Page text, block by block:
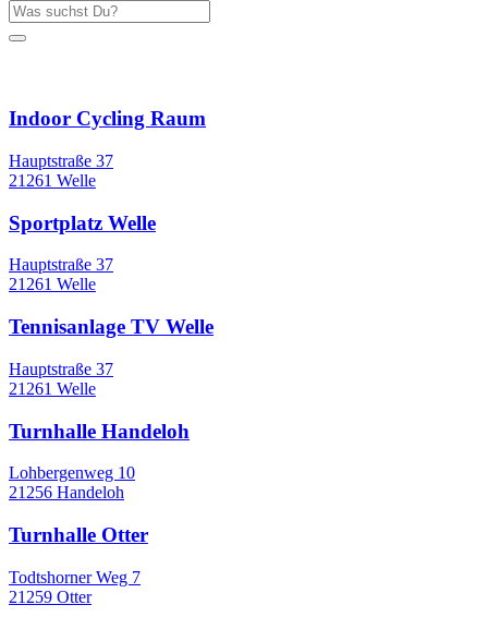
Indoor Cycling Raum
Hauptstraße 37
21261 Welle
Sportplatz Welle
Hauptstraße 37
21261 Welle
Tennisanlage TV Welle
Hauptstraße 37
21261 Welle
Turnhalle Handeloh
Lohbergenweg 10
21256 Handeloh
Turnhalle Otter
Todtshorner Weg 7
21259 Otter